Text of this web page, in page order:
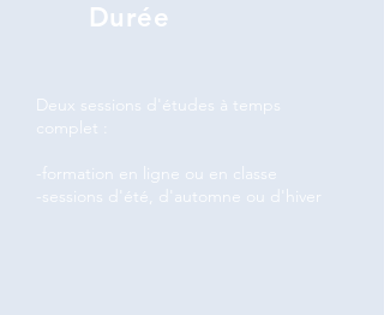
Durée
Deux sessions d'études à temps
complet :
-formation en ligne ou en classe
-sessions d'été, d'automne ou d'hiver​